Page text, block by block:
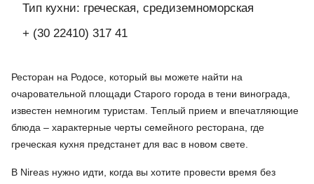
Тип кухни: греческая, средиземноморская
+ (30 22410) 317 41
Ресторан на Родосе, который вы можете найти на
очаровательной площади Старого города в тени винограда,
известен немногим туристам. Теплый прием и впечатляющие
блюда – характерные черты семейного ресторана, где
греческая кухня предстанет для вас в новом свете.
В Nireas нужно идти, когда вы хотите провести время без